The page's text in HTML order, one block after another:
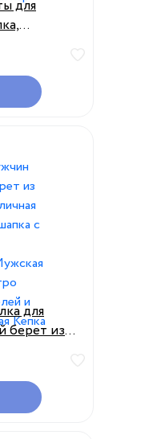
для
для
с защитой
модная
водителей